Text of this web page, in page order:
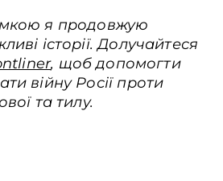
я продовжую
історії. Долучайтеся
, щоб допомогти
війну Росії проти
та тилу.